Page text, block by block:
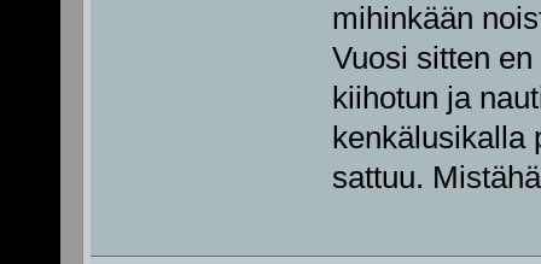
mihinkään
Vuosi sitten
kiihotun ja
kenkälusikalla
sattuu.